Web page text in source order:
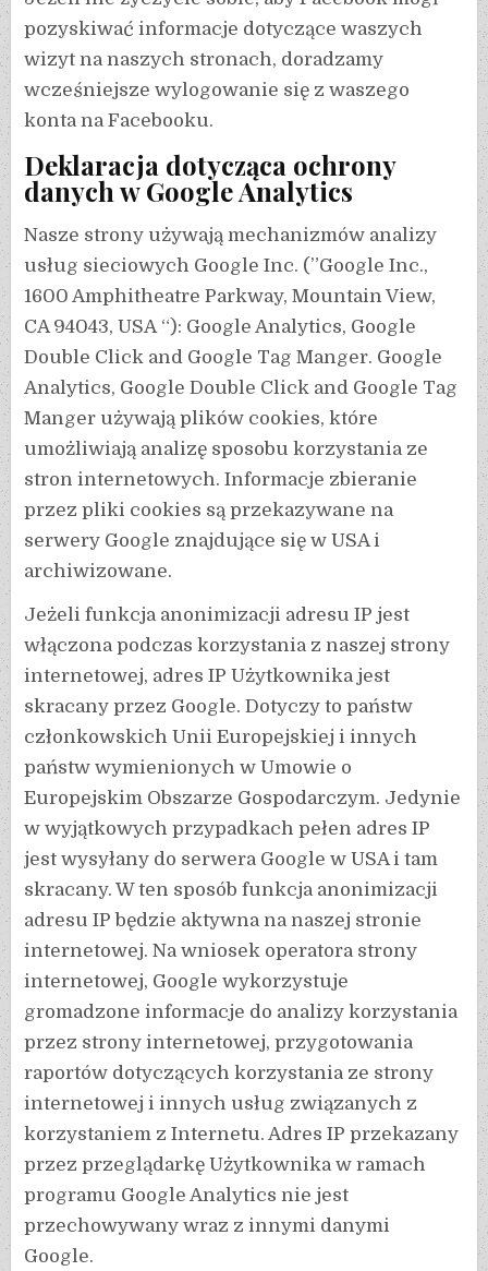
pozyskiwać informacje dotyczące waszych
wizyt na naszych stronach, doradzamy
wcześniejsze wylogowanie się z waszego
konta na Facebooku.
Deklaracja dotycząca ochrony
danych w Google Analytics
Nasze strony używają mechanizmów analizy
usług sieciowych Google Inc. (”Google Inc.,
1600 Amphitheatre Parkway, Mountain View,
CA 94043, USA “): Google Analytics, Google
Double Click and Google Tag Manger. Google
Analytics, Google Double Click and Google Tag
Manger używają plików cookies, które
umożliwiają analizę sposobu korzystania ze
stron internetowych. Informacje zbieranie
przez pliki cookies są przekazywane na
serwery Google znajdujące się w USA i
archiwizowane.
Jeżeli funkcja anonimizacji adresu IP jest
włączona podczas korzystania z naszej strony
internetowej, adres IP Użytkownika jest
skracany przez Google. Dotyczy to państw
członkowskich Unii Europejskiej i innych
państw wymienionych w Umowie o
Europejskim Obszarze Gospodarczym. Jedynie
w wyjątkowych przypadkach pełen adres IP
jest wysyłany do serwera Google w USA i tam
skracany. W ten sposób funkcja anonimizacji
adresu IP będzie aktywna na naszej stronie
internetowej. Na wniosek operatora strony
internetowej, Google wykorzystuje
gromadzone informacje do analizy korzystania
przez strony internetowej, przygotowania
raportów dotyczących korzystania ze strony
internetowej i innych usług związanych z
korzystaniem z Internetu. Adres IP przekazany
przez przeglądarkę Użytkownika w ramach
programu Google Analytics nie jest
przechowywany wraz z innymi danymi
Google.